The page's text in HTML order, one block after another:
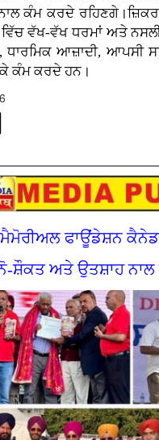
ਕੰਮ ਕਰਦੇ
ਵੱਖ-ਵੱਖ ਧਰਮਾਂ ਅਤੇ
ਧਾਰਮਿਕ ਆਜ਼ਾਦੀ, ਆਪਸੀ
ਕੰਮ ਕਰਦੇ ਹਨ।
ਫਾਊਂਡੇਸ਼ਨ
ਸ਼ੌਕਤ ਅਤੇ ਉਤਸ਼ਾਹ